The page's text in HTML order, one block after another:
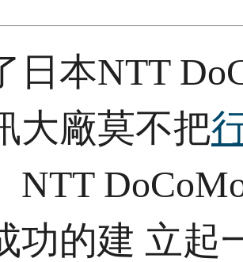
日本NTT
大廠莫不把
NTT
功的建 立起